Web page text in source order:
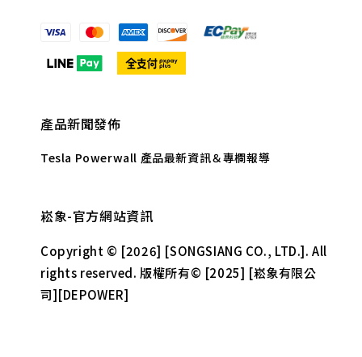
產品新聞發佈
Tesla Powerwall 產品最新資訊＆專欄報導
崧象-官方網站資訊
Copyright © [2026] [SONGSIANG CO., LTD.]. All
rights reserved. 版權所有© [2025] [崧象有限公
司][DEPOWER]